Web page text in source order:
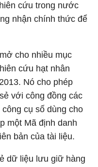
cứu trong nước
nhận chính thức để
cho nhiều mục
cứu hạt nhân
Nó cho phép
với công đồng các
cụ số dùng cho
một Mã định danh
bản của tài liệu.
dữ liệu lưu giữ hàng